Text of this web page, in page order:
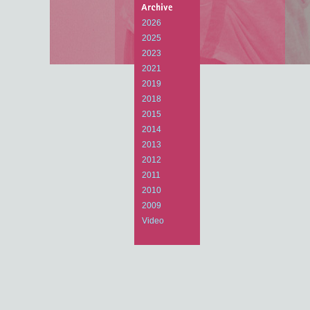
Arts
Laboratory
2026
2025
2023
2021
2019
2018
2015
2014
2013
2012
2011
2010
2009
Video